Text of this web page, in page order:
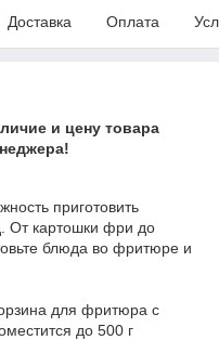
Доставка Оплата
и цену товара
приготовить
От картошки фри до
блюда во фритюре и
для фритюра с
до 500 г